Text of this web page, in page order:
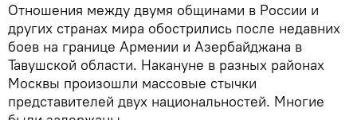
Отношения между двумя общинами в России и
других странах мира обострились после недавних
боев на границе Армении и Азербайджана в
Тавушской области. Накануне в разных районах
Москвы произошли массовые стычки
представителей двух национальностей. Многие